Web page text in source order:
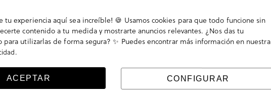
con forro textil y piso de goma. Cierre con
tu experiencia aquí sea increíble! 🍪 Usamos cookies para que todo funcione sin
contenido a tu medida y mostrarte anuncios relevantes. ¿Nos das tu
utilizarlas de forma segura? ✨ Puedes encontrar más información en nuestra
.
ACEPTAR CONFIGURAR